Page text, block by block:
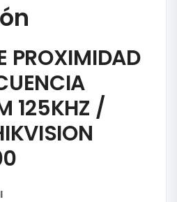
PROXIMIDAD
125KHZ /